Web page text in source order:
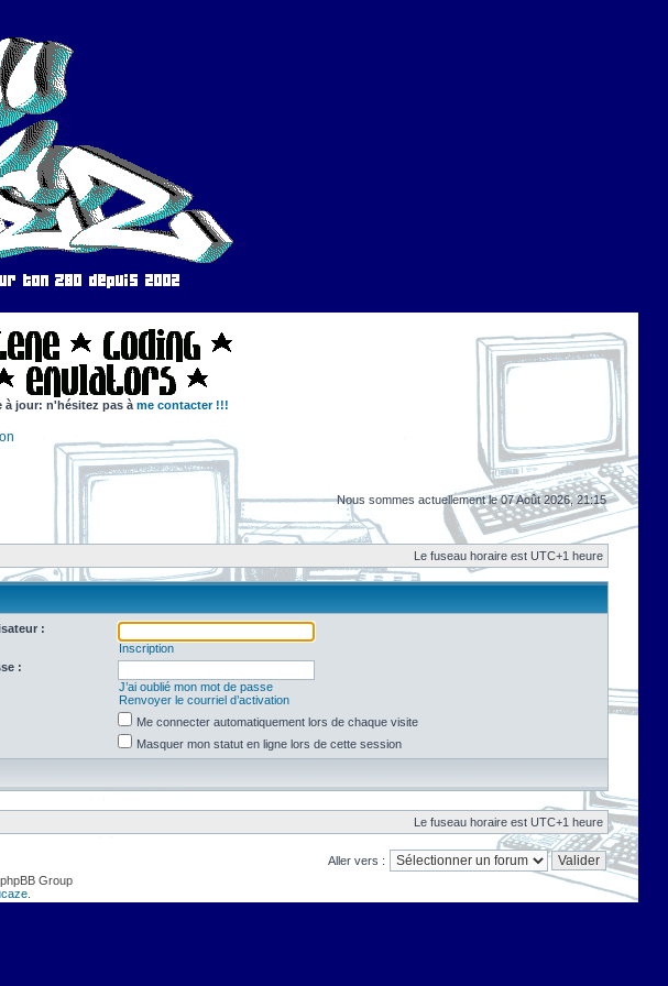
à jour: n'hésitez pas à me contacter !!!
Nous sommes actuellement le 07 Août 2026, 21:15
Le fuseau horaire est UTC+1 heure
:
Inscription
:
J’ai oublié mon mot de passe
Renvoyer le courriel d’activation
Me connecter automatiquement lors de chaque visite
Masquer mon statut en ligne lors de cette session
Le fuseau horaire est UTC+1 heure
Aller vers :
Group
.